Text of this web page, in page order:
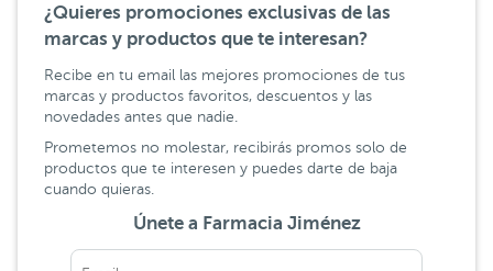
¿Quieres promociones exclusivas de las
marcas y productos que te interesan?
Recibe en tu email las mejores promociones de tus
marcas y productos favoritos, descuentos y las
novedades antes que nadie.
Prometemos no molestar, recibirás promos solo de
productos que te interesen y puedes darte de baja
cuando quieras.
Únete a Farmacia Jiménez